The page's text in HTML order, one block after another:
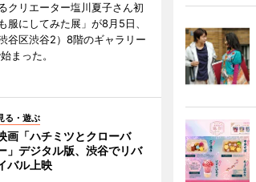
クリエーター塩川夏子さん初
服にしてみた展」が8月5日、
谷区渋谷2）8階のギャラリー
まった。
る・遊ぶ
画「ハチミツとクローバ
」デジタル版、渋谷でリバ
バル上映